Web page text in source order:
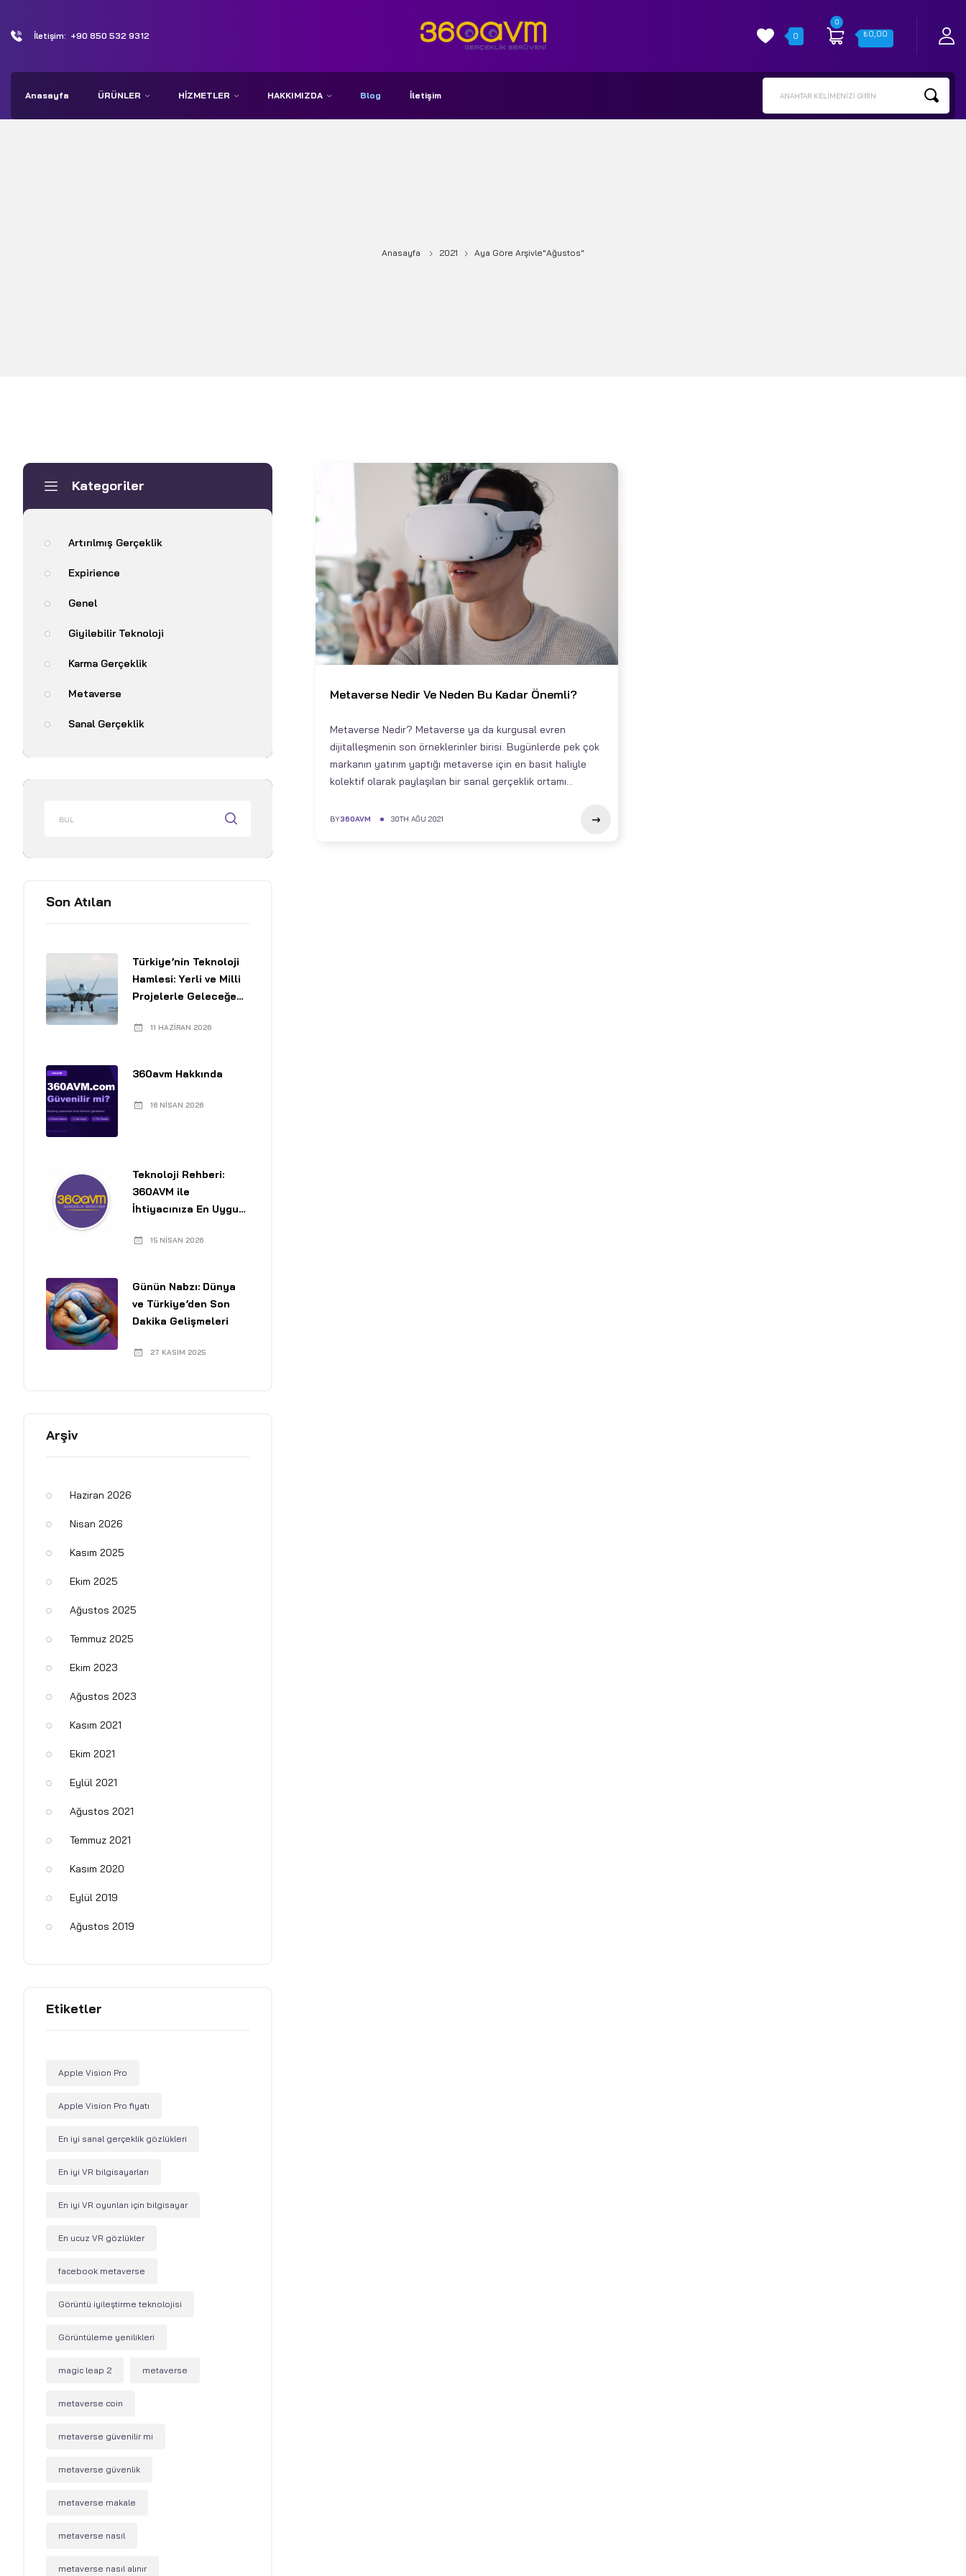
İletişim: +90 850 532 9312 0
0
₺0,00
Anasayfa ÜRÜNLER HIZMETLER HAKKIMIZDA Blog İletişim ANAHTAR KELIMENIZI GIRIN
Anasayfa 2021 Aya Göre Arşivle"Ağustos"
Kategoriler
Artırılmış Gerçeklik
Expirience
Genel
Giyilebilir Teknoloji
Karma Gerçeklik
Metaverse
Sanal Gerçeklik
Son Atılan
Türkiye’nin Teknoloji
Hamlesi: Yerli ve Milli
Projelerle Geleceğe
11 HAZIRAN 2026
360avm Hakkında
16 NISAN 2026
Teknoloji Rehberi:
360AVM ile
İhtiyacınıza En Uygun
15 NISAN 2026
Günün Nabzı: Dünya
ve Türkiye’den Son
Dakika Gelişmeleri
27 KASIM 2025
Arşiv
Haziran 2026
Nisan 2026
Kasım 2025
Ekim 2025
Ağustos 2025
Temmuz 2025
Ekim 2023
Ağustos 2023
Kasım 2021
Ekim 2021
Eylül 2021
Ağustos 2021
Temmuz 2021
Kasım 2020
Eylül 2019
Ağustos 2019
Etiketler
Apple Vision Pro
Apple Vision Pro fiyatı
En iyi sanal gerçeklik gözlükleri
En iyi VR bilgisayarları
En iyi VR oyunları için bilgisayar
En ucuz VR gözlükler
facebook metaverse
Görüntü iyileştirme teknolojisi
Görüntüleme yenilikleri
magic leap 2 metaverse
metaverse coin
metaverse güvenilir mi
metaverse güvenlik
metaverse makale
metaverse nasıl
metaverse nasıl alınır
Metaverse Nedir Ve Neden Bu Kadar Önemli?
Metaverse Nedir? Metaverse ya da kurgusal evren
dijitalleşmenin son örneklerinler birisi. Bugünlerde pek çok
markanın yatırım yaptığı metaverse için en basit haliyle
kolektif olarak paylaşılan bir sanal gerçeklik ortamı...
BY360AVM 30TH AĞU 2021